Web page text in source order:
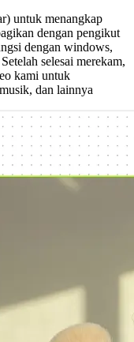
untuk menangkap
dengan pengikut
dengan windows,
selesai merekam,
kami untuk
dan lainnya